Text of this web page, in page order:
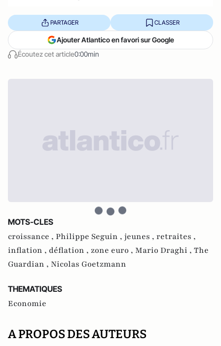
Écoutez cet article0:00min
PARTAGER CLASSER
Ajouter Atlantico en favori sur Google
MOTS-CLES
croissance , Philippe Seguin , jeunes , retraites ,
inflation , déflation , zone euro , Mario Draghi , The
Guardian , Nicolas Goetzmann
THEMATIQUES
Economie
A PROPOS DES AUTEURS